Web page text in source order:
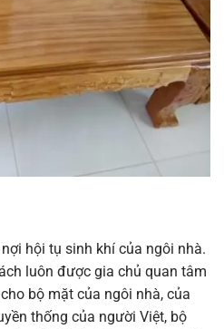
hội tụ sinh khí của ngôi nhà.
luôn được gia chủ quan tâm
bộ mặt của ngôi nhà, của
thống của người Việt, bộ